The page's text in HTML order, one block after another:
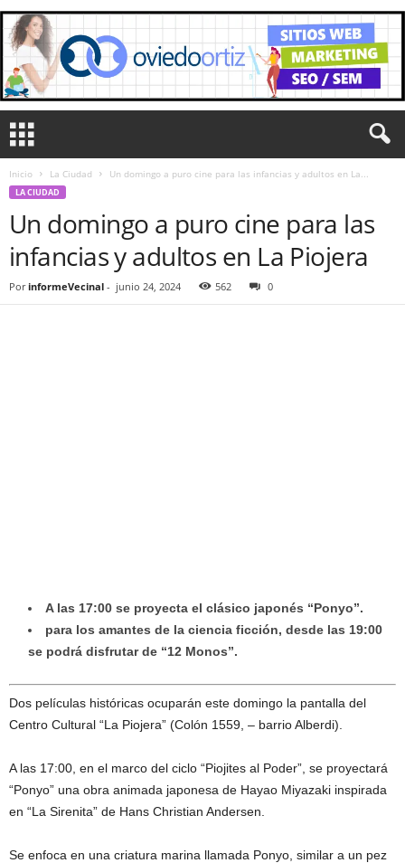
Inicio La Ciudad Un domingo a puro cine para las infancias y adultos en La...
LA CIUDAD
Un domingo a puro cine para las
infancias y adultos en La Piojera
Por informeVecinal - junio 24, 2024 562 0
A las 17:00 se proyecta el clásico japonés “Ponyo”.
para los amantes de la ciencia ficción, desde las 19:00
se podrá disfrutar de “12 Monos”.
Dos películas históricas ocuparán este domingo la pantalla del
Centro Cultural “La Piojera” (Colón 1559, – barrio Alberdi).
A las 17:00, en el marco del ciclo “Piojites al Poder”, se proyectará
“Ponyo” una obra animada japonesa de Hayao Miyazaki inspirada
en “La Sirenita” de Hans Christian Andersen.
Se enfoca en una criatura marina llamada Ponyo, similar a un pez